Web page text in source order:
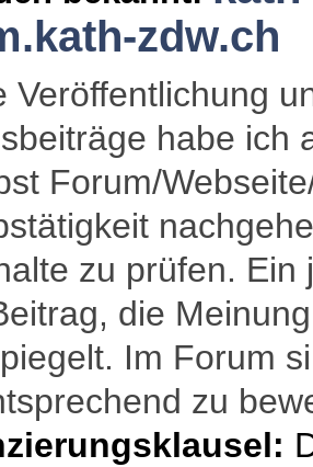
zdw.ch
Veröffentlichung
habe ich
Forum/
zu prüfen.
die
Im Forum
zu